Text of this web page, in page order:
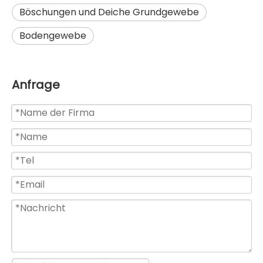
Böschungen und Deiche Grundgewebe
Bodengewebe
Anfrage